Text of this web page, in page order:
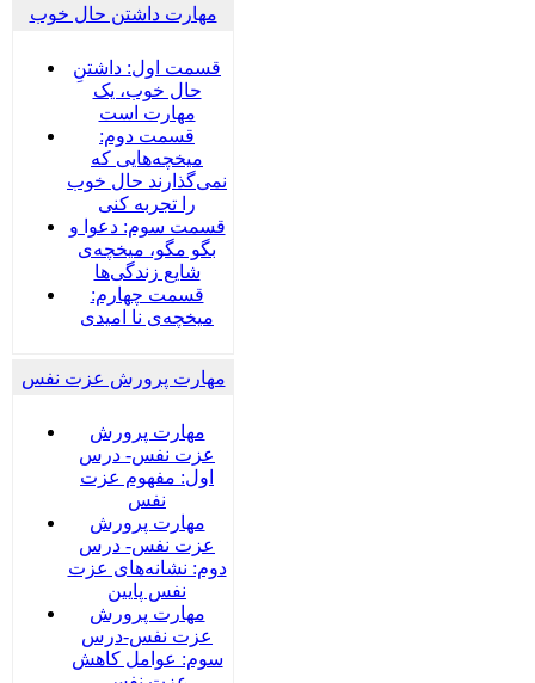
مهارت داشتن حال خوب
قسمت اول: داشتنِ
حال خوب، یک
مهارت است
قسمت دوم:
میخچه‌هایی که
نمی‌گذارند حال خوب
را تجربه کنی
قسمت سوم: دعوا و
بگو مگو، میخچه‌ی
شایع زندگی‌ها
قسمت چهارم:
میخچه‌ی نا امیدی
مهارت پرورش عزت نفس
مهارت پرورش
عزت نفس- درس
اول: مفهوم عزت
نفس
مهارت پرورش
عزت نفس- درس
دوم: نشانه‌های عزت
نفس پایین
مهارت پرورش
عزت نفس-درس
سوم: عوامل کاهش